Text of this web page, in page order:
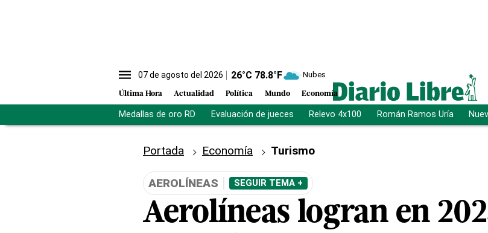
07 de agosto del 2026 26°C 78.8°F Nubes
Última Hora Actualidad Política Mundo Economía
Medallas de oro RD Evaluación de jueces Relevo 4x100 Román Ramos Uría
Portada Economía Turismo
AEROLÍNEAS SEGUIR TEMA +
Aerolíneas logran en